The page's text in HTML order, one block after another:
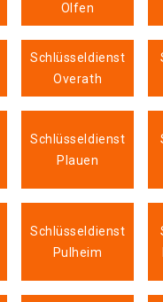
Olfen
Schlüsseldienst
Overath
Schlüsseldienst
Plauen
Schlüsseldienst
Pulheim